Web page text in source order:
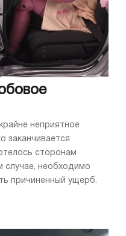
неприятное
заканчивается
сторонам
случае, необходимо
причиненный ущерб.